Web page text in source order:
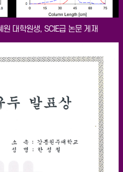
대학원생, SCIE급 논문 게재